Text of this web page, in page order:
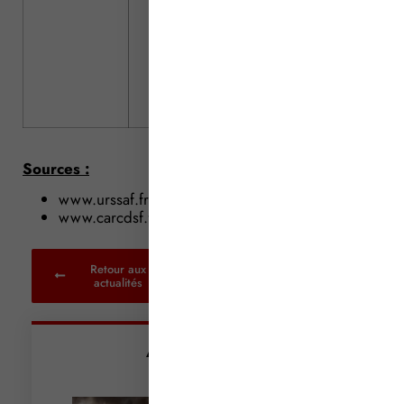
Sources :
www.urssaf.fr
www.carcdsf.fr
Retour aux
actualités
Articles récents